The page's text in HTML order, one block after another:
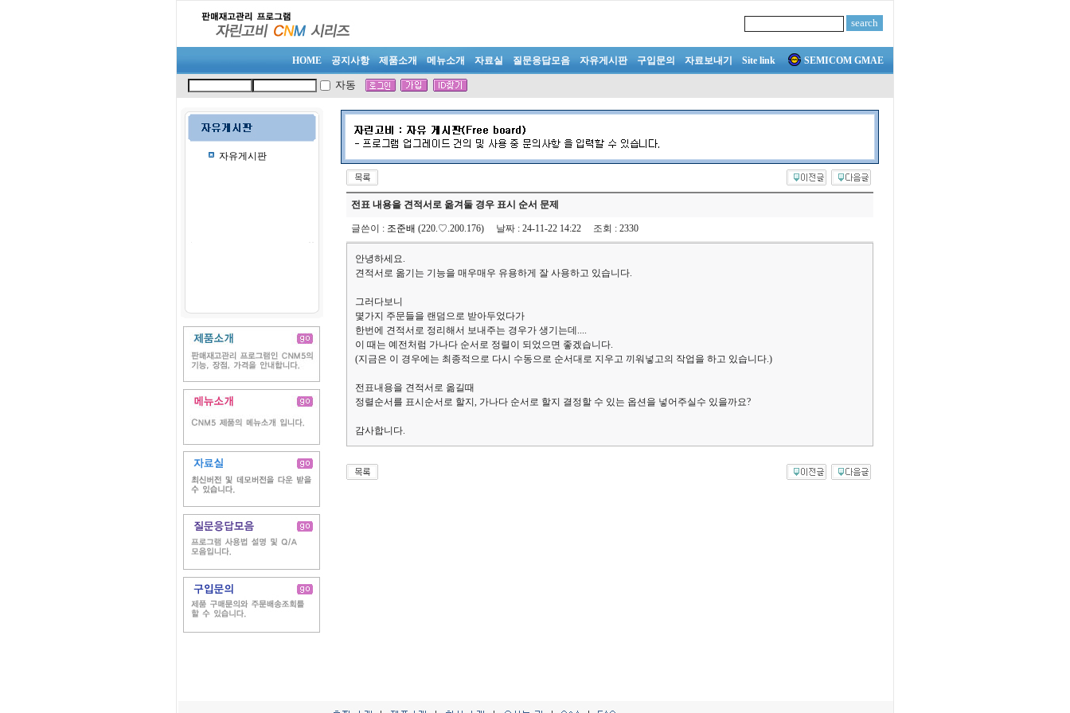
HOME 공지사항 제품소개 메뉴소개 자료실 질문응답모음 자유게시판 구입문의 자료보내기 Site link SEMICOM GMAE
자동
자유게시판
전표 내용을 견적서로 옮겨둘 경우 표시 순서 문제
글쓴이 : 조준배 (220.♡.200.176) 날짜 : 24-11-22 14:22 조회 : 2330
안녕하세요.
견적서로 옮기는 기능을 매우매우 유용하게 잘 사용하고 있습니다.
그러다보니
몇가지 주문들을 랜덤으로 받아두었다가
한번에 견적서로 정리해서 보내주는 경우가 생기는데....
이 때는 예전처럼 가나다 순서로 정렬이 되었으면 좋겠습니다.
(지금은 이 경우에는 최종적으로 다시 수동으로 순서대로 지우고 끼워넣고의 작업을 하고 있습니다.)
전표내용을 견적서로 옮길때
정렬순서를 표시순서로 할지, 가나다 순서로 할지 결정할 수 있는 옵션을 넣어주실수 있을까요?
감사합니다.